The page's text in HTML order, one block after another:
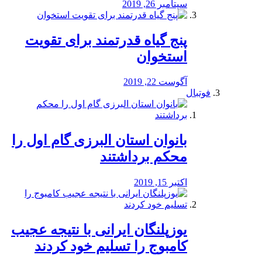
سپتامبر 26, 2019
پنج گیاه قدرتمند برای تقویت
استخوان
آگوست 22, 2019
فوتبال
بانوان استان البرزی گام اول را
محكم برداشتند
اکتبر 15, 2019
یوزپلنگان ایرانی با نتیجه عجیب
کامبوج را تسلیم خود کردند